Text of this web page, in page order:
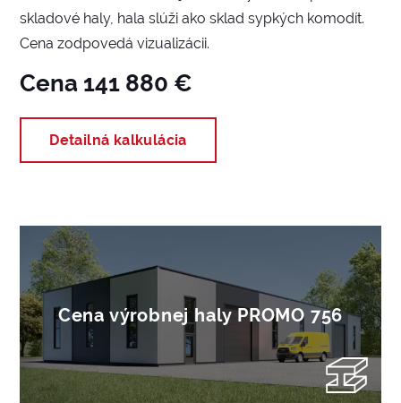
skladové haly, hala slúži ako sklad sypkých komodít.
Cena zodpovedá vizualizácii.
Cena 141 880 €
Detailná kalkulácia
Cena výrobnej haly PROMO 756